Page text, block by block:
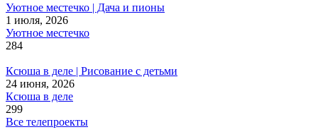
Уютное местечко | Дача и пионы
1 июля, 2026
Уютное местечко
284
Ксюша в деле | Рисование с детьми
24 июня, 2026
Ксюша в деле
299
Все телепроекты